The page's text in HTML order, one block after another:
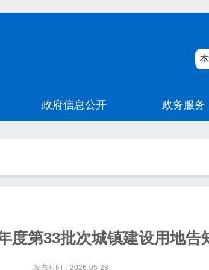
度第33批次城镇建设用地告
发布时间：2026-05-28